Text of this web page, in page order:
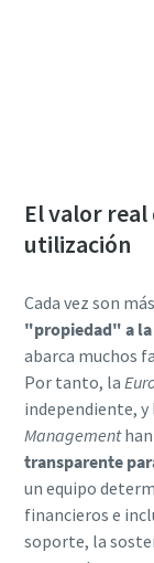
El valor
utilización
Cada vez son
"propiedad" a
abarca muchos
Por tanto, la
independiente, y
Managementhan
transparente
un equipo
financieros e
soporte, la